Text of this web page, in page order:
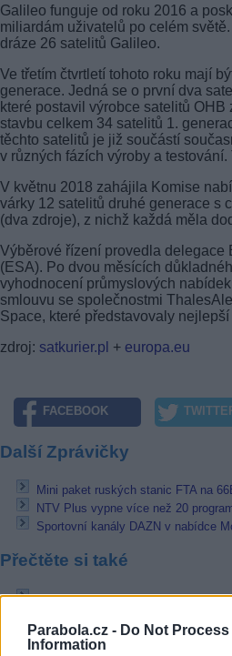
Parabola.cz - Do Not Process
Information
Galileo funguje od roku 2016 a
miliardám uživatelů po celém
dráze 26 satelitů Galileo.
Ve třetím čtvrtletí tohoto roku mají
generace. Jedná se o první dva
které postavil výrobce satelitů
stavbu celkem 34 satelitů 1.
těchto satelitů je již součástí
v různých fázích výroby a
V květnu 2018 zahájila Komise
várky 12 satelitů druhé generace s
(dva zdroje), z nichž každá měla
Výběrové řízení provedla delegace
(ESA). Po dvou měsících
vyhodnocení průmyslových
smlouvu se společnostmi
Space, které představovaly
zdroj: satkurier.pl + europa.eu
FACEBOOK
Další Zprávičky
Mini paket ruských stanic FTA na
NTV Plus vypne více než 20
Sportovní kanály DAZN v nabídce
Přečtěte si také
Raketa Falcon 9 odstartovala s misí
Türksat 5A bude vynesen 8. ledna